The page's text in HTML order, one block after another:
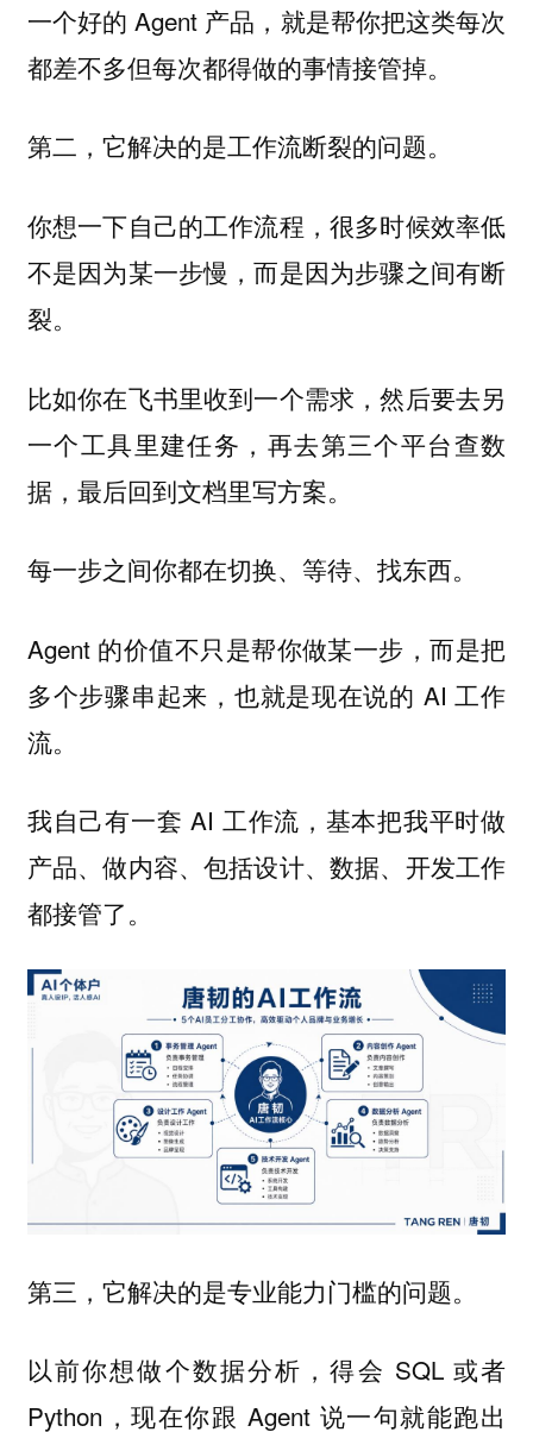
一个好的 Agent 产品，就是帮你把这类每次
都差不多但每次都得做的事情接管掉。
第二，它解决的是工作流断裂的问题。
你想一下自己的工作流程，很多时候效率低
不是因为某一步慢，而是因为步骤之间有断
裂。
比如你在飞书里收到一个需求，然后要去另
一个工具里建任务，再去第三个平台查数
据，最后回到文档里写方案。
每一步之间你都在切换、等待、找东西。
Agent 的价值不只是帮你做某一步，而是把
多个步骤串起来，也就是现在说的 AI 工作
流。
我自己有一套 AI 工作流，基本把我平时做
产品、做内容、包括设计、数据、开发工作
都接管了。
第三，它解决的是专业能力门槛的问题。
以前你想做个数据分析，得会 SQL 或者
Python，现在你跟 Agent 说一句就能跑出